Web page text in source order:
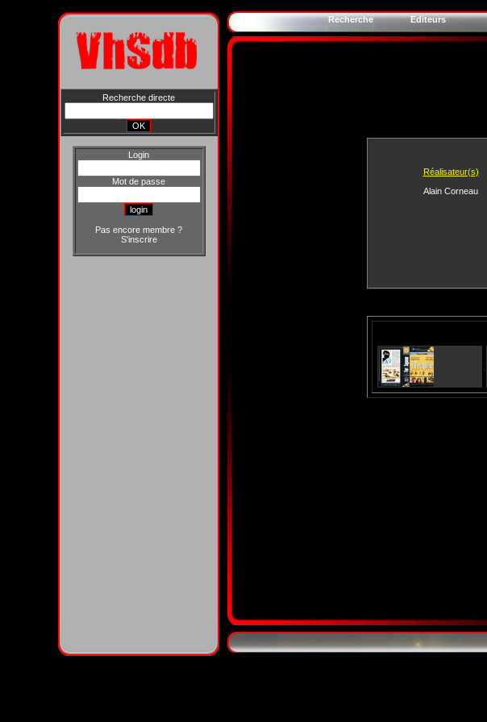
Recherche directe
Login
Mot de passe
Pas encore membre ?
S'inscrire
Recherche Editeurs
Réalisateur(s)
Alain Corneau